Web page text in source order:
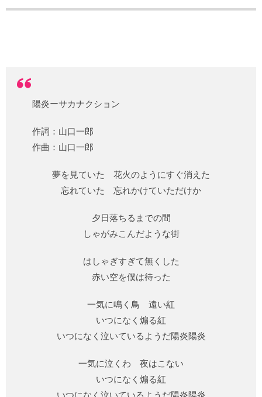
陽炎ーサカナクション
作詞：山口一郎
作曲：山口一郎
夢を見ていた 花火のようにすぐ消えた
忘れていた 忘れかけていただけか
夕日落ちるまでの間
しゃがみこんだような街
はしゃぎすぎて無くした
赤い空を僕は待った
一気に鳴く鳥 遠い紅
いつになく煽る紅
いつになく泣いているようだ陽炎陽炎
一気に泣くわ 夜はこない
いつになく煽る紅